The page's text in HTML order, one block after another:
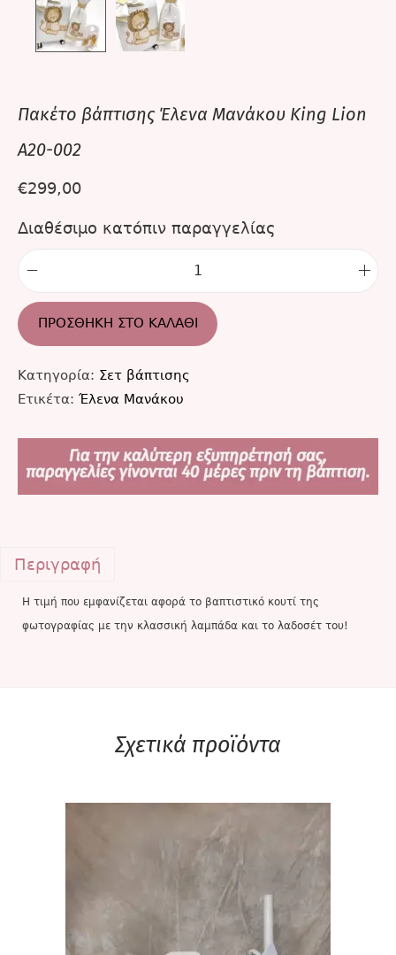
Πακέτο βάπτισης Έλενα Μανάκου King Lion
A20-002
€299,00
Διαθέσιμο κατόπιν παραγγελίας
ΠΡΟΣΘΉΚΗ ΣΤΟ ΚΑΛΆΘΙ
Κατηγορία: Σετ βάπτισης
Ετικέτα: Έλενα Μανάκου
Περιγραφή
Η τιμή που εμφανίζεται αφορά το βαπτιστικό κουτί της
φωτογραφίας με την κλασσική λαμπάδα και το λαδοσέτ του!
Σχετικά προϊόντα